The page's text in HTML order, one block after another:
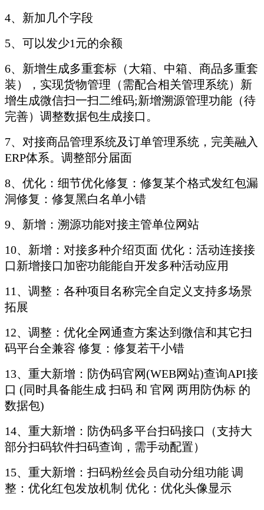
4、新加几个字段
5、可以发少1元的余额
6、新增生成多重套标（大箱、中箱、商品多重套
装），实现货物管理（需配合相关管理系统）新
增生成微信扫一扫二维码;新增溯源管理功能（待
完善）调整数据包生成接口。
7、对接商品管理系统及订单管理系统，完美融入
ERP体系。调整部分届面
8、优化：细节优化修复：修复某个格式发红包漏
洞修复：修复黑白名单小错
9、新增：溯源功能对接主管单位网站
10、新增：对接多种介绍页面 优化：活动连接接
口新增接口加密功能能自开发多种活动应用
11、调整：各种项目名称完全自定义支持多场景
拓展
12、调整：优化全网通查方案达到微信和其它扫
码平台全兼容 修复：修复若干小错
13、重大新增：防伪码官网(WEB网站)查询API接
口 (同时具备能生成 扫码 和 官网 两用防伪标 的
数据包)
14、重大新增：防伪码多平台扫码接口（支持大
部分扫码软件扫码查询，需手动配置）
15、重大新增：扫码粉丝会员自动分组功能 调
整：优化红包发放机制 优化：优化头像显示